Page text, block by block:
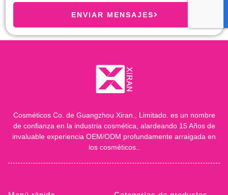
ENVIAR MENSAJES
Cosméticos Co. de Guangzhou Xiran., Limitado. es un nombre
de confianza en la industria cosmética, alardeando 15 Años de
invaluable experiencia OEM/ODM profundamente arraigada en
los cosméticos..